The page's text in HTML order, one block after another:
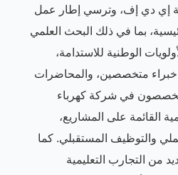
إي دي إف، وترسي إطار عمل
بما في ذلك البحث العلمي
الوطنية للاستدامة،
خبراء متخصصين، والمحاضرات
في شركة كهرباء
القائمة على المشاريع،
والتوظيف المستقبلي. كما
من التجارب التعليمية